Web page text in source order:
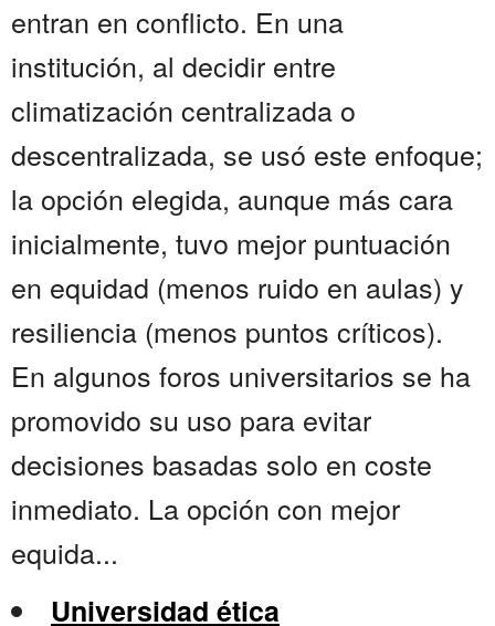
entran en conflicto. En una
institución, al decidir entre
climatización centralizada o
descentralizada, se usó este enfoque;
la opción elegida, aunque más cara
inicialmente, tuvo mejor puntuación
en equidad (menos ruido en aulas) y
resiliencia (menos puntos críticos).
En algunos foros universitarios se ha
promovido su uso para evitar
decisiones basadas solo en coste
inmediato. La opción con mejor
equida...
Universidad ética